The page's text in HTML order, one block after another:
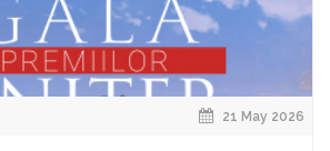
21 May 2026